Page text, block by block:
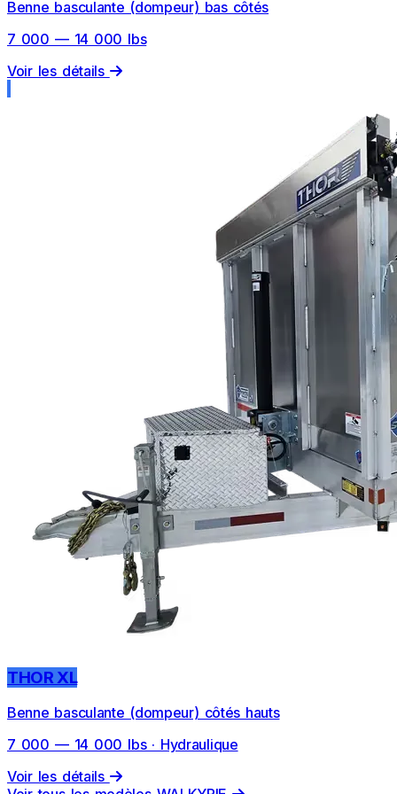
Benne basculante (dompeur) bas côtés
7 000 — 14 000 lbs
Voir les détails
THOR XL
Benne basculante (dompeur) côtés hauts
7 000 — 14 000 lbs · Hydraulique
Voir les détails